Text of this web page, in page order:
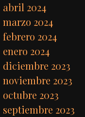
abril 2024
marzo 2024
febrero 2024
enero 2024
diciembre 2023
noviembre 2023
octubre 2023
septiembre 2023